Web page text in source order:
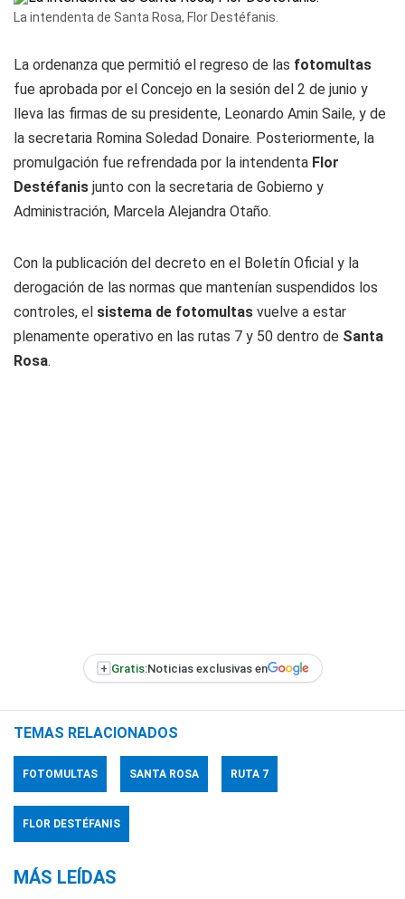
La intendenta de Santa Rosa, Flor Destéfanis.
La ordenanza que permitió el regreso de las fotomultas
fue aprobada por el Concejo en la sesión del 2 de junio y
lleva las firmas de su presidente, Leonardo Amin Saile, y de
la secretaria Romina Soledad Donaire. Posteriormente, la
promulgación fue refrendada por la intendenta Flor
Destéfanis junto con la secretaria de Gobierno y
Administración, Marcela Alejandra Otaño.
Con la publicación del decreto en el Boletín Oficial y la
derogación de las normas que mantenían suspendidos los
controles, el sistema de fotomultas vuelve a estar
plenamente operativo en las rutas 7 y 50 dentro de Santa
Rosa.
+ Gratis:Noticias exclusivas en
TEMAS RELACIONADOS
FOTOMULTAS SANTA ROSA RUTA 7
FLOR DESTÉFANIS
MÁS LEÍDAS